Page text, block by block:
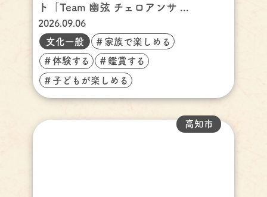
ト「Team 幽弦 チェロアンサ ...
2026.09.06
文化一般
＃家族で楽しめる
＃体験する ＃鑑賞する
＃子どもが楽しめる
高知市